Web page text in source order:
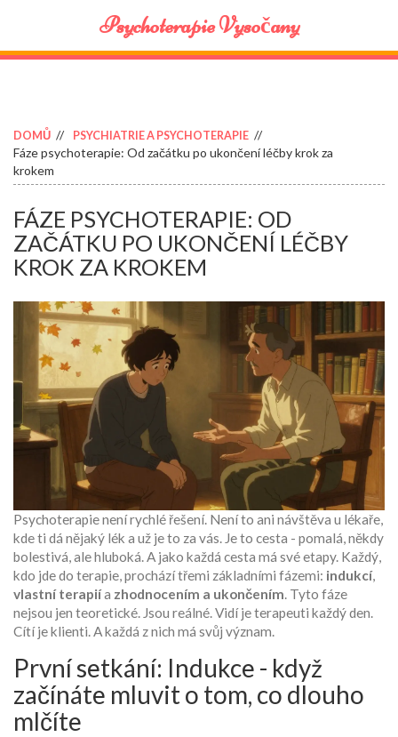
Psychoterapie Vysočany
DOMŮ PSYCHIATRIE A PSYCHOTERAPIE
Fáze psychoterapie: Od začátku po ukončení léčby krok za
krokem
FÁZE PSYCHOTERAPIE: OD
ZAČÁTKU PO UKONČENÍ LÉČBY
KROK ZA KROKEM
Psychoterapie není rychlé řešení. Není to ani návštěva u lékaře,
kde ti dá nějaký lék a už je to za vás. Je to cesta - pomalá, někdy
bolestivá, ale hluboká. A jako každá cesta má své etapy. Každý,
kdo jde do terapie, prochází třemi základními fázemi: indukcí,
vlastní terapiía zhodnocením a ukončením. Tyto fáze
nejsou jen teoretické. Jsou reálné. Vidí je terapeuti každý den.
Cítí je klienti. A každá z nich má svůj význam.
První setkání: Indukce - když
začínáte mluvit o tom, co dlouho
mlčíte